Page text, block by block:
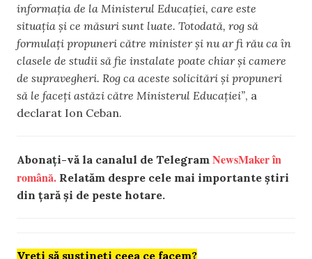
informația de la Ministerul Educației, care este
situația și ce măsuri sunt luate. Totodată, rog să
formulați propuneri către minister și nu ar fi rău ca în
clasele de studii să fie instalate poate chiar și camere
de supravegheri. Rog ca aceste solicitări și propuneri
să le faceți astăzi către Ministerul Educației”, a
declarat Ion Ceban.
Abonați-vă la canalul de Telegram NewsMaker în
română. Relatăm despre cele mai importante știri
din țară și de peste hotare.
Vreți să susțineți ceea ce facem?